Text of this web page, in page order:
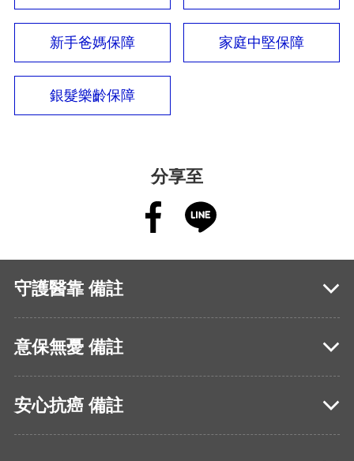
新手爸媽保障 家庭中堅保障
銀髮樂齡保障
分享至
守護醫靠 備註
意保無憂 備註
安心抗癌 備註